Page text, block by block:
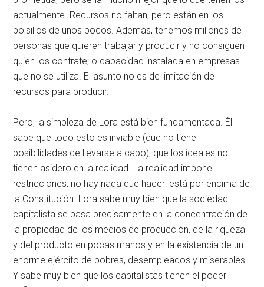
actualmente. Recursos no faltan, pero están en los
bolsillos de unos pocos. Además, tenemos millones de
personas que quieren trabajar y producir y no consiguen
quien los contrate; o capacidad instalada en empresas
que no se utiliza. El asunto no es de limitación de
recursos para producir.
Pero, la simpleza de Lora está bien fundamentada. Él
sabe que todo esto es inviable (que no tiene
posibilidades de llevarse a cabo), que los ideales no
tienen asidero en la realidad. La realidad impone
restricciones, no hay nada que hacer: está por encima de
la Constitución. Lora sabe muy bien que la sociedad
capitalista se basa precisamente en la concentración de
la propiedad de los medios de producción, de la riqueza
y del producto en pocas manos y en la existencia de un
enorme ejército de pobres, desempleados y miserables.
Y sabe muy bien que los capitalistas tienen el poder